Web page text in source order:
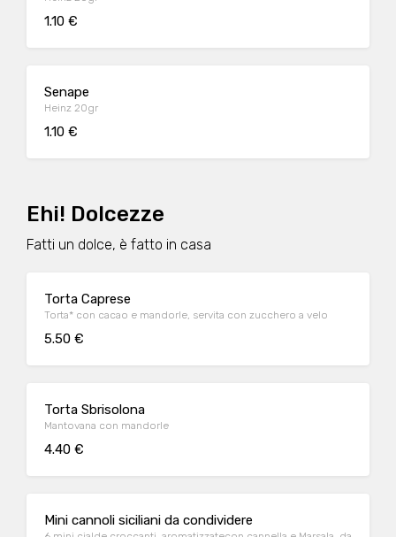
1.10 €
Senape
Heinz 20gr
1.10 €
Ehi! Dolcezze
Fatti un dolce, è fatto in casa
Torta Caprese
Torta* con cacao e mandorle, servita con zucchero a velo
5.50 €
Torta Sbrisolona
Mantovana con mandorle
4.40 €
Mini cannoli siciliani da condividere